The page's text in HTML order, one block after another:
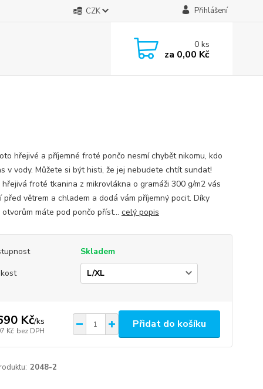
CZK Přihlášení
0ks
za 0,00 Kč
hřejivé a příjemné froté pončo nesmí chybět nikomu, kdo
v vody. Můžete si být histi, že jej nebudete chtít sundat!
froté tkanina z mikrovlákna o gramáži 300 g/m2 vás
před větrem a chladem a dodá vám příjemný pocit. Díky
otvorům máte pod pončo příst... celý popis
Skladem
Kč/ks
Kč bez DPH
Přidat do košíku
2048-2